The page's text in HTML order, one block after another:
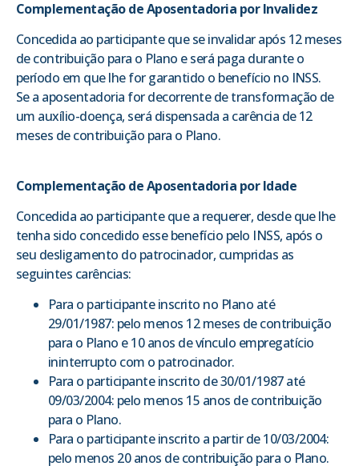
Complementação de Aposentadoria por Invalidez
Concedida ao participante que se invalidar após 12 meses
de contribuição para o Plano e será paga durante o
período em que lhe for garantido o benefício no INSS.
Se a aposentadoria for decorrente de transformação de
um auxílio-doença, será dispensada a carência de 12
meses de contribuição para o Plano.
Complementação de Aposentadoria por Idade
Concedida ao participante que a requerer, desde que lhe
tenha sido concedido esse benefício pelo INSS, após o
seu desligamento do patrocinador, cumpridas as
seguintes carências:
Para o participante inscrito no Plano até
29/01/1987: pelo menos 12 meses de contribuição
para o Plano e 10 anos de vínculo empregatício
ininterrupto com o patrocinador.
Para o participante inscrito de 30/01/1987 até
09/03/2004: pelo menos 15 anos de contribuição
para o Plano.
Para o participante inscrito a partir de 10/03/2004:
pelo menos 20 anos de contribuição para o Plano.